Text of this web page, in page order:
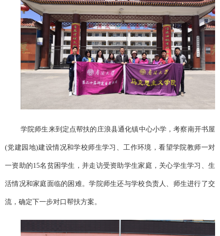
学院师生来到定点帮扶的庄浪县通化镇中心小学，考察南开书屋
(党建园地)建设情况和学校师生学习、工作环境，看望学院教师一对
一资助的15名贫困学生，并走访受资助学生家庭，关心学生学习、生
活情况和家庭面临的困难。学院师生还与学校负责人、师生进行了交
流，确定下一步对口帮扶方案。